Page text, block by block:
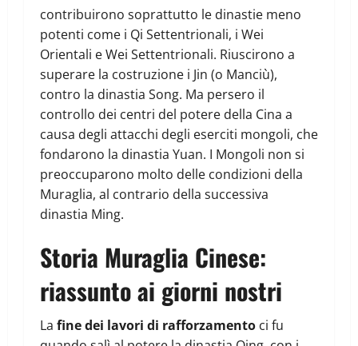
contribuirono soprattutto le dinastie meno
potenti come i Qi Settentrionali, i Wei
Orientali e Wei Settentrionali. Riuscirono a
superare la costruzione i Jin (o Manciù),
contro la dinastia Song. Ma persero il
controllo dei centri del potere della Cina a
causa degli attacchi degli eserciti mongoli, che
fondarono la dinastia Yuan. I Mongoli non si
preoccuparono molto delle condizioni della
Muraglia, al contrario della successiva
dinastia Ming.
Storia Muraglia Cinese:
riassunto ai giorni nostri
La fine dei lavori di rafforzamento ci fu